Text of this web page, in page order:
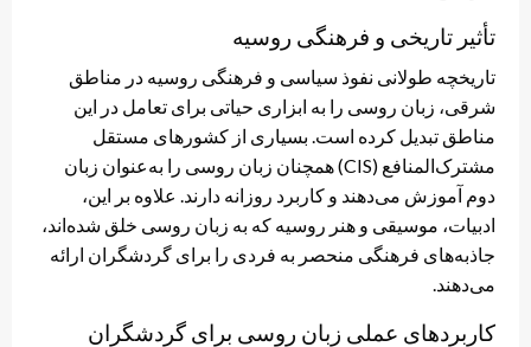
تأثیر تاریخی و فرهنگی روسیه
تاریخچه طولانی نفوذ سیاسی و فرهنگی روسیه در مناطق
شرقی، زبان روسی را به ابزاری حیاتی برای تعامل در این
مناطق تبدیل کرده است. بسیاری از کشورهای مستقل
مشترک‌المنافع (CIS) همچنان زبان روسی را به‌عنوان زبان
دوم آموزش می‌دهند و کاربرد روزانه دارند. علاوه بر این،
ادبیات، موسیقی و هنر روسیه که به زبان روسی خلق شده‌اند،
جاذبه‌های فرهنگی منحصر به فردی را برای گردشگران ارائه
می‌دهند.
کاربردهای عملی زبان روسی برای گردشگران